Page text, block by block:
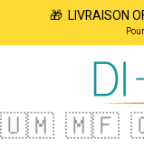
🎁 LIVRAISON
🇺🇲 🇲🇫